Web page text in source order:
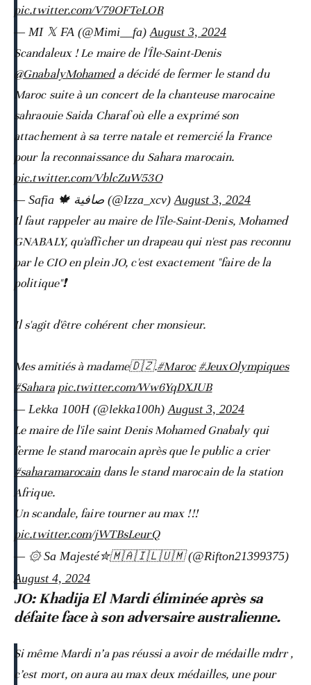
pic.twitter.com/V79OFTeLOR
— MI 𝕏 FA (@Mimi__fa)August 3, 2024
Scandaleux ! Le maire de l'Île-Saint-Denis
@GnabalyMohameda décidé de fermer le stand du
Maroc suite à un concert de la chanteuse marocaine
sahraouie Saida Charaf où elle a exprimé son
attachement à sa terre natale et remercié la France
pour la reconnaissance du Sahara marocain.
pic.twitter.com/VblcZuW53O
— Safia 🍁 صافية (@Izza_xcv)August 3, 2024
Il faut rappeler au maire de l'île-Saint-Denis, Mohamed
GNABALY, qu'afficher un drapeau qui n'est pas reconnu
par le CIO en plein JO, c'est exactement "faire de la
politique"❗️
Il s'agit d'être cohérent cher monsieur.
Mes amitiés à madame🇩🇿.#Maroc #JeuxOlympiques
#Sahara pic.twitter.com/Ww6YqDXJUB
— Lekka 100H (@lekka100h)August 3, 2024
Le maire de l'ile saint Denis Mohamed Gnabaly qui
ferme le stand marocain après que le public a crier
#saharamarocaindans le stand marocain de la station
Afrique.
Un scandale, faire tourner au max !!!
pic.twitter.com/jWTBsLeurQ
— ۞ Sa Majesté✮🇲🇦🇮🇱🇺🇲 (@Rifton21399375)
August 4, 2024
JO: Khadija El Mardi éliminée après sa
défaite face à son adversaire australienne.
Si même Mardi n’a pas réussi a avoir de médaille mdrr ,
c’est mort, on aura au max deux médailles, une pour